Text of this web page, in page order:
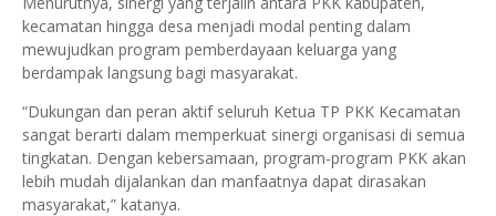
kecamatan hingga desa menjadi modal penting dalam
mewujudkan program pemberdayaan keluarga yang
berdampak langsung bagi masyarakat.
“Dukungan dan peran aktif seluruh Ketua TP PKK Kecamatan
sangat berarti dalam memperkuat sinergi organisasi di semua
tingkatan. Dengan kebersamaan, program-program PKK akan
lebih mudah dijalankan dan manfaatnya dapat dirasakan
masyarakat,” katanya.